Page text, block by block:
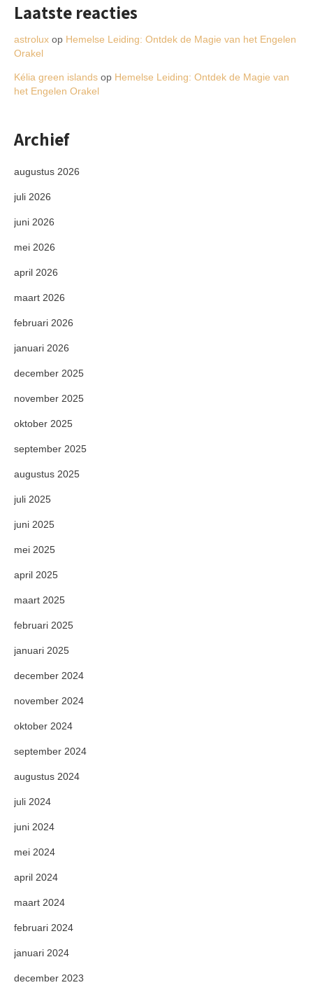
Laatste reacties
astrolux op Hemelse Leiding: Ontdek de Magie van het Engelen
Orakel
Kélia green islands op Hemelse Leiding: Ontdek de Magie van
het Engelen Orakel
Archief
augustus 2026
juli 2026
juni 2026
mei 2026
april 2026
maart 2026
februari 2026
januari 2026
december 2025
november 2025
oktober 2025
september 2025
augustus 2025
juli 2025
juni 2025
mei 2025
april 2025
maart 2025
februari 2025
januari 2025
december 2024
november 2024
oktober 2024
september 2024
augustus 2024
juli 2024
juni 2024
mei 2024
april 2024
maart 2024
februari 2024
januari 2024
december 2023